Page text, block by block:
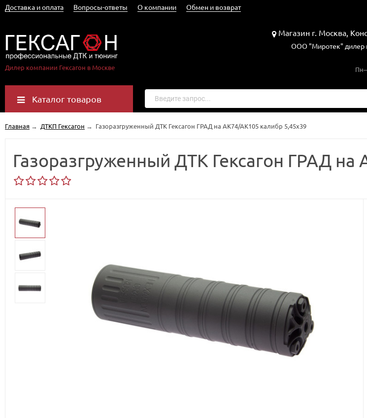
Доставка и оплата Вопросы-ответы О компании Обмен и возврат
Дилер компании Гексагон в Москве
Магазин г. Москва,
ООО "Миротек" дилер
Каталог товаров
Главная → ДТКП Гексагон → Газоразгруженный ДТК Гексагон ГРАД на АК74/АК105 калибр 5,45х39
Газоразгруженный ДТК Гексагон ГРАД